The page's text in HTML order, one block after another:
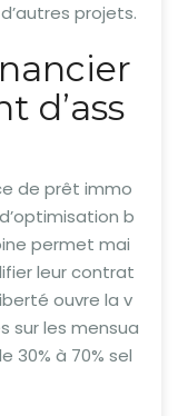
projets.
d’ass
de prêt immo
b
permet mai
leur contrat
ouvre la v
sur les mensua
30% à 70% sel